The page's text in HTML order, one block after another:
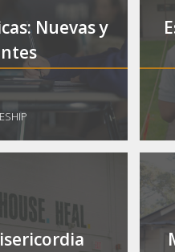
Nuevas y